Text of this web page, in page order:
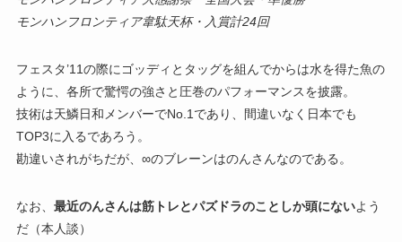
モンハンフロンティア韋駄天杯・入賞計24回
フェスタ’11の際にゴッディとタッグを組んでからは水を得た魚の
ように、各所で驚愕の強さと圧巻のパフォーマンスを披露。
技術は天鱗日和メンバーでNo.1であり、間違いなく日本でも
TOP3に入るであろう。
勘違いされがちだが、∞のブレーンはのんさんなのである。
なお、 最近のんさんは筋トレとパズドラのことしか頭にないよう
だ（本人談）